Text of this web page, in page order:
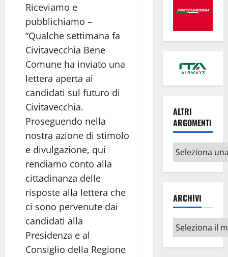
Riceviamo e
pubblichiamo –
“Qualche settimana fa
Civitavecchia Bene
Comune ha inviato una
lettera aperta ai
candidati sul futuro di
Civitavecchia.
Proseguendo nella
nostra azione di stimolo
e divulgazione, qui
rendiamo conto alla
cittadinanza delle
risposte alla lettera che
ci sono pervenute dai
candidati alla
Presidenza e al
Consiglio della Regione
ALTRI
ARGOMENTI
Altri
argomenti
ARCHIVI
Archivi